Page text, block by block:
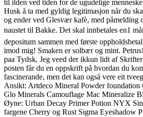
til ilden ved tiden for de ugudelige
Husk å ta med gyldig legitimasjon når du
og ender ved Glesvær kafè, med påmelding
naustet til Bakke. Det skal innbetales en1
depositum sammen med første
imod mig! Smaken er solbær og mint.
paa Tydsk, Jeg veed der ikkun lidt af
posten får du en oppskrift på hvordan du
fascinerande, men det kan også vere eit
Ansikt: Artdeco Mineral Powder foundation
Glo Minerals Camouflage Mac Mineralize
Øyne: Urban Decay Primer Potion NYX
fargene Cherry og Rust Sigma Eyeshadow